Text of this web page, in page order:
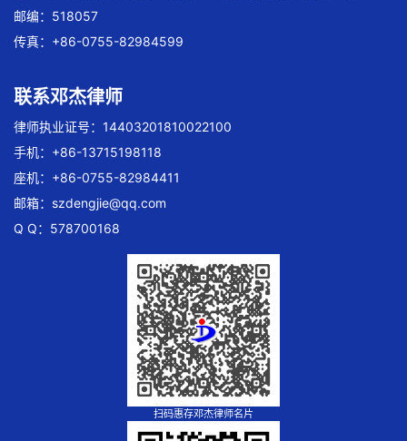
邮编：518057
传真：+86-0755-82984599
联系邓杰律师
律师执业证号：14403201810022100
手机：+86-13715198118
座机：+86-0755-82984411
邮箱： szdengjie@qq.com
Q Q：578700168
扫码惠存邓杰律师名片